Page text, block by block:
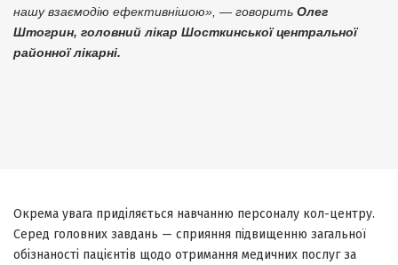
нашу взаємодію ефективнішою», — говорить Олег
Штогрин, головний лікар Шосткинської центральної
районної лікарні.
Окрема увага приділяється навчанню персоналу кол-центру.
Серед головних завдань — сприяння підвищенню загальної
обізнаності пацієнтів щодо отримання медичних послуг за